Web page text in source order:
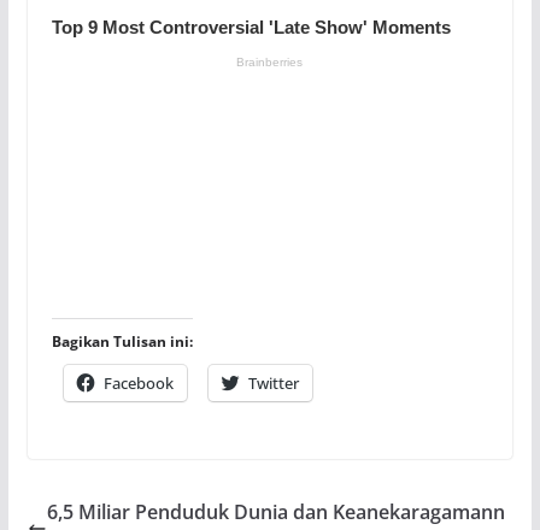
Bagikan Tulisan ini:
Facebook Twitter
6,5 Miliar Penduduk Dunia dan Keanekaragamann